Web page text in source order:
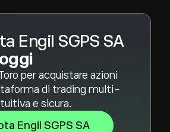
Engil SGPS SA
oggi
per acquistare azioni
di trading multi-
e sicura.
Engil SGPS SA